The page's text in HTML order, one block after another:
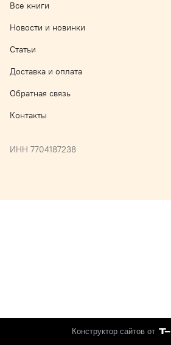
Все книги
Новости и новинки
Статьи
Доставка и оплата
Обратная связь
Контакты
ИНН 7704187238
Конструктор сайтов от